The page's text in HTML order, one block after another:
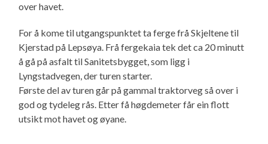
over havet.
For å kome til utgangspunktet ta ferge frå Skjeltene til
Kjerstad på Lepsøya. Frå fergekaia tek det ca 20 minutt
å gå på asfalt til Sanitetsbygget, som ligg i
Lyngstadvegen, der turen starter.
Første del av turen går på gammal traktorveg så over i
god og tydeleg rås. Etter få høgdemeter får ein flott
utsikt mot havet og øyane.